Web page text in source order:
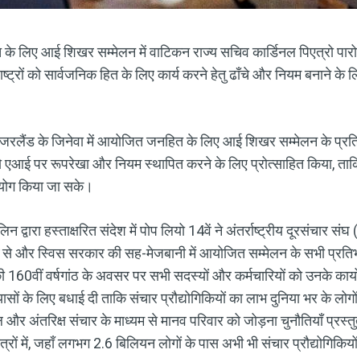
आई शिखर सम्मेलन में वाटिकन राज्य सचिव कार्डिनल पिएत्रो
को सार्वजनिक हित के लिए कार्य करने हेतु ढाँचे और नियम बनाने के
के जिनेवा में आयोजित जनहित के लिए आई शिखर सम्मेलन के
पर रूपरेखा और नियम स्थापित करने के लिए प्रोत्साहित किया,
किया जा सके।
द्वारा हस्ताक्षरित संदेश में पोप लियो 14वें ने अंतर्राष्ट्रीय दूरसंचार
से और स्विस सरकार की सह-मेजबानी में आयोजित सम्मेलन के सभी
वर्षगांठ के अवसर पर सभी सदस्यों और कर्मचारियों को उनके
के लिए बधाई दी ताकि संचार प्रौद्योगिकियों का लाभ दुनिया भर के
अंतरिक्ष संचार के माध्यम से मानव परिवार को जोड़ना चुनौतियाँ
में, जहाँ लगभग 2.6 बिलियन लोगों के पास अभी भी संचार